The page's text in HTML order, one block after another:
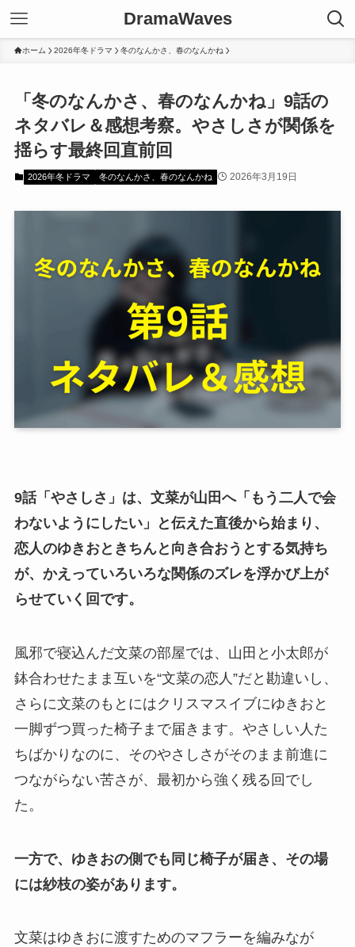
DramaWaves
ホーム 2026年冬ドラマ 冬のなんかさ、春のなんかね
「冬のなんかさ、春のなんかね」9話の
ネタバレ＆感想考察。やさしさが関係を
揺らす最終回直前回
2026年冬ドラマ 冬のなんかさ、春のなんかね 2026年3月19日
9話「やさしさ」は、文菜が山田へ「もう二人で会
わないようにしたい」と伝えた直後から始まり、
恋人のゆきおときちんと向き合おうとする気持ち
が、かえっていろいろな関係のズレを浮かび上が
らせていく回です。
風邪で寝込んだ文菜の部屋では、山田と小太郎が
鉢合わせたまま互いを“文菜の恋人”だと勘違いし、
さらに文菜のもとにはクリスマスイブにゆきおと
一脚ずつ買った椅子まで届きます。やさしい人た
ちばかりなのに、そのやさしさがそのまま前進に
つながらない苦さが、最初から強く残る回でし
た。
一方で、ゆきおの側でも同じ椅子が届き、その場
には紗枝の姿があります。
文菜はゆきおに渡すためのマフラーを編みなが